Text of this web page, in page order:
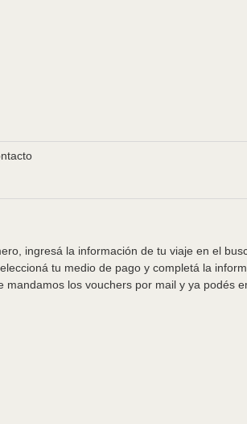
ingresá la información de tu viaje en el
tu medio de pago y completá la
los vouchers por mail y ya podés